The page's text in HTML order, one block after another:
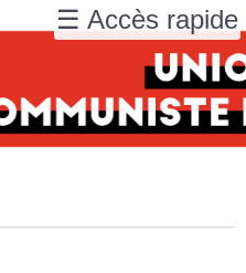
☰ Accès rapide